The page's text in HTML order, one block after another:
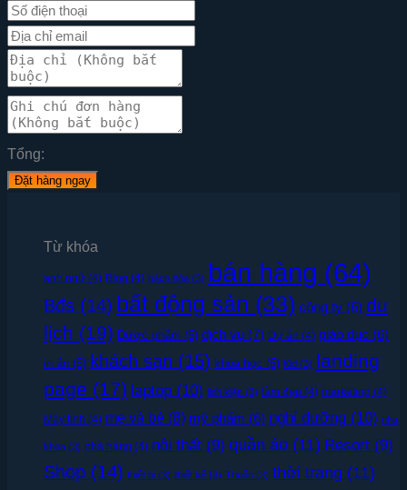
Tổng:
Đặt hàng ngay
Từ khóa
anh ngữ (4) Blog (4) bách hóa (3) bán hàng (64)
Bđs (14) bất động sản (33) công ty (6) du
lịch (19) Dược phẩm (5) dịch vụ (7) Dự án (4) giáo dục (6)
in ấn (5) khách sạn (15) khóa học (5) Kid (3) landing
page (17) laptop (10) linh kiện (3) làm đẹp (4) marketing (4)
Máy tính (4) mẹ và bé (8) mỹ phẩm (6) nghỉ dưỡng (10) nha
khoa (3) nhà hàng (4) nội thất (9) quần áo (11) Resort (9)
Shop (14) thiết bị (3) thiết kế (3) Thuốc (3) thời trang (11)